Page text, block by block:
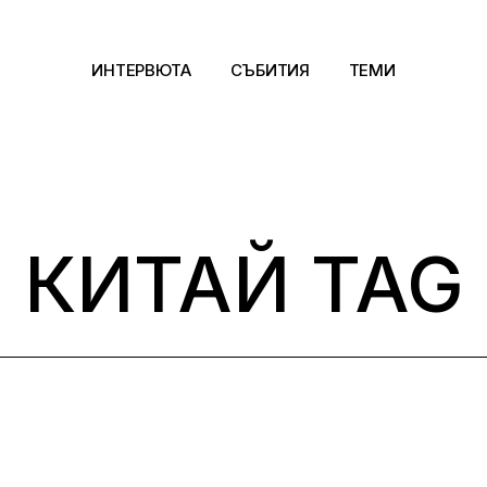
ИНТЕРВЮТА СЪБИТИЯ ТЕМИ
Kино
Музика
Сцена
КИТАЙ TAG